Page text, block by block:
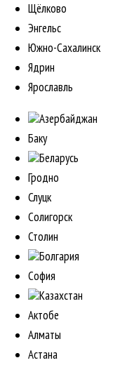
Щёлково
Энгельс
Южно-Сахалинск
Ядрин
Ярославль
Азербайджан
Баку
Беларусь
Гродно
Слуцк
Солигорск
Столин
Болгария
София
Казахстан
Актобе
Алматы
Астана